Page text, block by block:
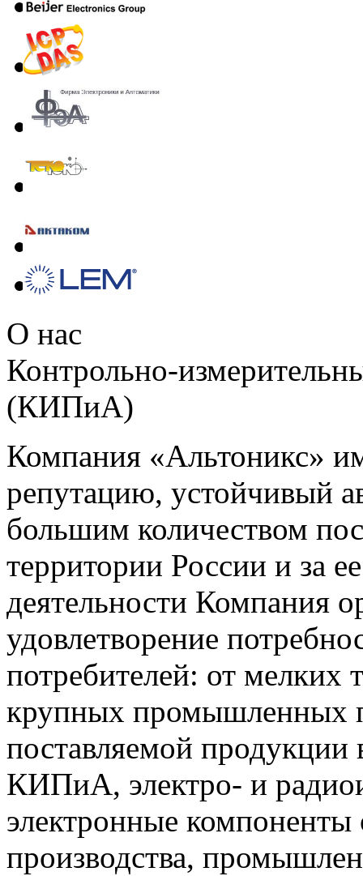
О нас
Контрольно-
(КИПиА)
Компания «Альтоникс»
репутацию, устойчивый
большим количеством
территории России и за
деятельности Компания
удовлетворение
потребителей: от мелких
крупных промышленных
поставляемой продукции
КИПиА, электро- и
электронные компоненты
производства,